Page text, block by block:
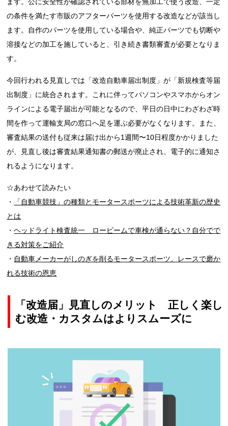
の条件を満たす市販のアフターパーツを使用する改造などが該当し
ます。自作のパーツを使用している場合や、純正パーツでも切断や
溶接などの加工を施していると、引き続き書類審査が必要となりま
す。
今回行われる見直しでは「改造自動車届出制度」が「新規検査等届
出制度」に統合されます。これに伴ってパソコンやスマホからオン
ラインによる電子届出が可能となるので、平日の日中にわざわざ時
間を作って運輸支局の窓口へ足を運ぶ必要がなくなります。また、
審査結果の送付も従来は届け出から1週間〜10日程度かかりました
が、見直し後は審査結果通知書の郵送が廃止され、電子的に通知さ
れるようになります。
☆あわせて読みたい
・
「自動車競技」の種類とモータースポーツによる技術革新の歴史
とは
・ヘッドライト検査統一 ロービームで車検が通らない？自分でで
きる対策をご紹介
・ 自動車メーカーがしのぎを削るモータースポーツ。レースで磨か
れる技術の恩恵
「改造届」見直しのメリット 正しく楽し
む改造・カスタムはよりスムーズに